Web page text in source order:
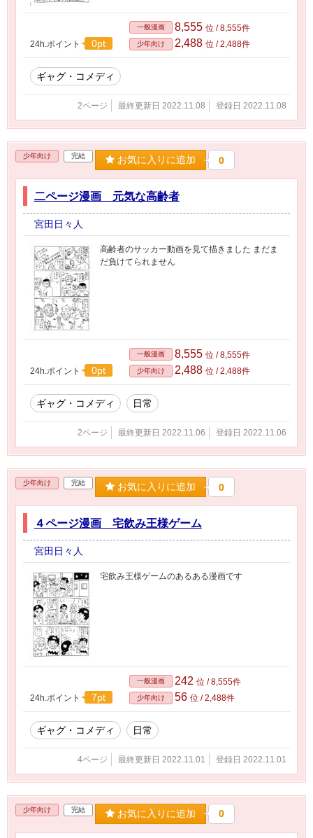
24h.ポイント 0pt
一般漫画 8,555 位 / 8,555件
少年向け 2,488 位 / 2,488件
ギャグ・コメディ
2ページ 最終更新日 2022.11.08 登録日 2022.11.08
少年向け 完結 お気に入りに追加 0
二ページ漫画 元気な高齢者
宮田日々人
高齢者のサッカー動画を見て描きました まだま
だ負けてられません
24h.ポイント 0pt
一般漫画 8,555 位 / 8,555件
少年向け 2,488 位 / 2,488件
ギャグ・コメディ 日常
2ページ 最終更新日 2022.11.06 登録日 2022.11.06
少年向け 完結 お気に入りに追加 0
４ページ漫画 宅飲み王様ゲーム
宮田日々人
宅飲み王様ゲームのあるある漫画です
24h.ポイント 7pt
一般漫画 242 位 / 8,555件
少年向け 56 位 / 2,488件
ギャグ・コメディ 日常
4ページ 最終更新日 2022.11.01 登録日 2022.11.01
少年向け 完結 お気に入りに追加 0